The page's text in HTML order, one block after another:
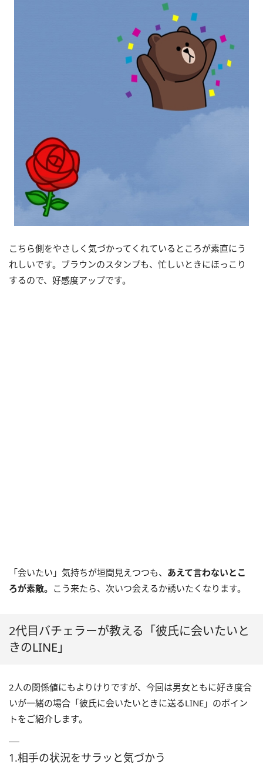
こちら側をやさしく気づかってくれているところが素直にう
れしいです。ブラウンのスタンプも、忙しいときにほっこり
するので、好感度アップです。
「会いたい」気持ちが垣間見えつつも、 あえて言わないとこ
ろが素敵。 こう来たら、次いつ会えるか誘いたくなります。
2代目バチェラーが教える「彼氏に会いたいと
きのLINE」
2人の関係値にもよりけりですが、今回は男女ともに好き度合
いが一緒の場合「彼氏に会いたいときに送るLINE」のポイン
トをご紹介します。
1.相手の状況をサラッと気づかう